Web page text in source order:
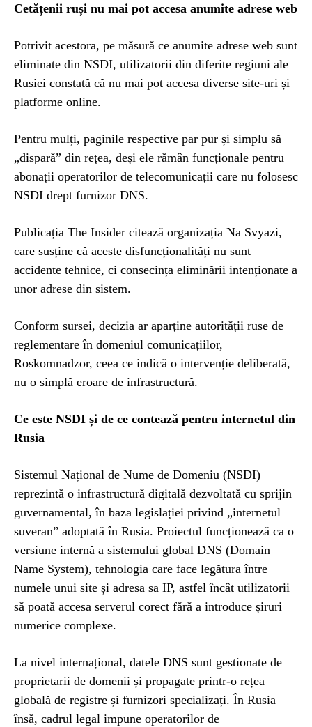
Cetățenii ruși nu mai pot accesa anumite adrese web
Potrivit acestora, pe măsură ce anumite adrese web sunt
eliminate din NSDI, utilizatorii din diferite regiuni ale
Rusiei constată că nu mai pot accesa diverse site-uri și
platforme online.
Pentru mulți, paginile respective par pur și simplu să
„dispară” din rețea, deși ele rămân funcționale pentru
abonații operatorilor de telecomunicații care nu folosesc
NSDI drept furnizor DNS.
Publicația The Insider citează organizația Na Svyazi,
care susține că aceste disfuncționalități nu sunt
accidente tehnice, ci consecința eliminării intenționate a
unor adrese din sistem.
Conform sursei, decizia ar aparține autorității ruse de
reglementare în domeniul comunicațiilor,
Roskomnadzor, ceea ce indică o intervenție deliberată,
nu o simplă eroare de infrastructură.
Ce este NSDI și de ce contează pentru internetul din
Rusia
Sistemul Național de Nume de Domeniu (NSDI)
reprezintă o infrastructură digitală dezvoltată cu sprijin
guvernamental, în baza legislației privind „internetul
suveran” adoptată în Rusia. Proiectul funcționează ca o
versiune internă a sistemului global DNS (Domain
Name System), tehnologia care face legătura între
numele unui site și adresa sa IP, astfel încât utilizatorii
să poată accesa serverul corect fără a introduce șiruri
numerice complexe.
La nivel internațional, datele DNS sunt gestionate de
proprietarii de domenii și propagate printr-o rețea
globală de registre și furnizori specializați. În Rusia
însă, cadrul legal impune operatorilor de